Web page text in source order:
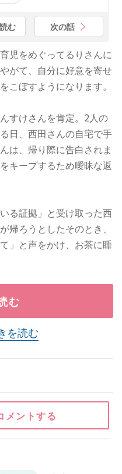
む 次の話
児をめぐってるりさんに
がて、自分に好意を寄せ
こぼすようになります。
すけさんを肯定。2人の
日、西田さんの自宅で手
は、帰り際に告白されま
キープするため曖昧な返
る証拠」と受け取った西
帰ろうとしたそのとき、
」と声をかけ、お茶に睡
む
を読む
メントする